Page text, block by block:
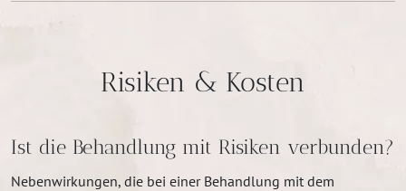
Risiken & Kosten
Ist die Behandlung mit Risiken verbunden?
Nebenwirkungen, die bei einer Behandlung mit dem